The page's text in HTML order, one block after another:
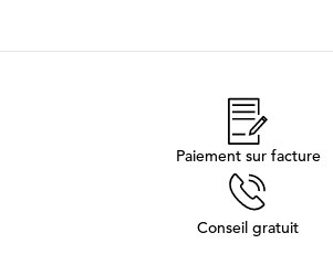
Paiement sur facture
Conseil gratuit